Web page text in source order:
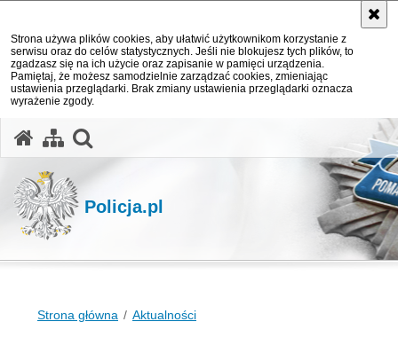
Strona używa plików cookies, aby ułatwić użytkownikom korzystanie z
serwisu oraz do celów statystycznych. Jeśli nie blokujesz tych plików, to
zgadzasz się na ich użycie oraz zapisanie w pamięci urządzenia.
Pamiętaj, że możesz samodzielnie zarządzać cookies, zmieniając
ustawienia przeglądarki. Brak zmiany ustawienia przeglądarki oznacza
wyrażenie zgody.
Policja.pl
Strona główna Aktualności